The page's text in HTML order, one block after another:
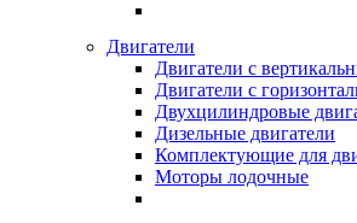
Двигатели
Двигатели с
Двигатели с
Двухцилиндровые
Дизельные двигатели
Комплектующие для
Моторы лодочные